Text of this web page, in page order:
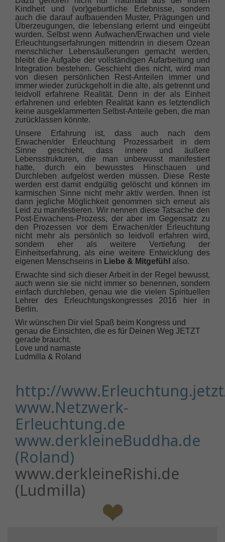
Kindheit und (vor)geburtliche Erlebnisse, sondern
auch die darauf aufbauenden Muster, Prägungen und
Überzeugungen, die lebenslang erlernt und eingeübt
wurden. Selbst wenn Aufwachen/Erwachen und viele
Erleuchtungserfahrungen mittendrin in diesem Ozean
menschlicher Lebensäußerungen gemacht werden,
bleibt die Aufgabe der vollständigen Aufarbeitung und
Integration bestehen. Geschieht dies nicht, wird man
von diesen persönlichen Rest-Anteilen immer und
immer wieder zurückgeholt in die alte, als getrennt und
leidvoll erfahrene Realität. Denn in der als Einheit
erfahrenen und erlebten Realität kann es letztendlich
keine ausgeklammerten Selbst-Anteile geben, die man
zurücklassen könnte.
Unsere Erfahrung ist, dass auch nach dem
Erwachen/der Erleuchtung Prozessarbeit in dem
Sinne geschieht, dass innere und äußere
Lebensstrukturen, die man unbewusst manifestiert
hatte, durch ein bewusstes Hinschauen und
Durchleben aufgelöst werden müssen. Diese Reste
werden erst damit endgültig gelöscht und können im
karmischen Sinne nicht mehr aktiv werden. Ihnen ist
dann jegliche Möglichkeit genommen sich erneut als
Leid zu manifestieren. Wir nennen diese Tatsache den
Post-Erwachens-Prozess, der aber im Gegensatz zu
den Prozessen vor dem Erwachen/der Erleuchtung
nicht mehr als persönlich so leidvoll erfahren wird,
sondern eher als weitere Vertiefung der
Einheitserfahrung, als eine weitere Entwicklung des
eigenen Menschseins in Liebe & Mitgefühl also.
Erwachte sind sich dieser Arbeit in der Regel bewusst,
auch wenn sie sie nicht immer so benennen, sondern
einfach durchleben, genau wie die vielen Spirituellen
Lehrer des Erleuchtungskongresses 2016 hier in
Berlin.
Wir wünschen Dir viel Spaß beim Kongress und
genau die Einsichten, die es für Deinen Weg JETZT
gerade braucht.
Love und namaste
Ludmilla & Roland
http://
www.Netzwerk-
Erleuchtung.de
www.derkleineBuddha.de
(Roland)
www.derkleineRishi.de
(Ludmilla)